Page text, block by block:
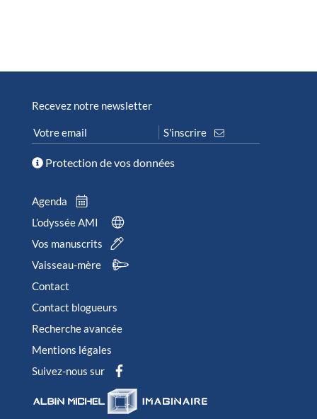
Recevez notre newsletter
Protection de vos données
Agenda
L’odyssée AMI
Vos manuscrits
Vaisseau-mère
Contact
Contact blogueurs
Recherche avancée
Mentions légales
Suivez-nous sur